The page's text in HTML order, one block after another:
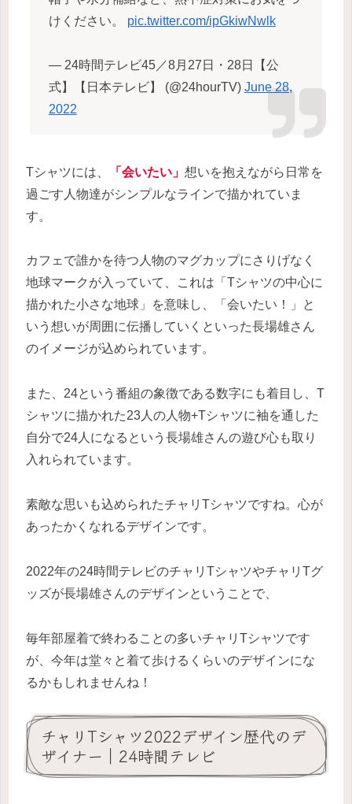
けください。 pic.twitter.com/ipGkiwNwlk
— 24時間テレビ45／8月27日・28日【公
式】【日本テレビ】 (@24hourTV) June 28,
2022
Tシャツには、 「会いたい」 想いを抱えながら日常を
過ごす人物達がシンプルなラインで描かれていま
す。
カフェで誰かを待つ人物のマグカップにさりげなく
地球マークが入っていて、これは「Tシャツの中心に
描かれた小さな地球」を意味し、「会いたい！」と
いう想いが周囲に伝播していくといった長場雄さん
のイメージが込められています。
また、24という番組の象徴である数字にも着目し、T
シャツに描かれた23人の人物+Tシャツに袖を通した
自分で24人になるという長場雄さんの遊び心も取り
入れられています。
素敵な思いも込められたチャリTシャツですね。心が
あったかくなれるデザインです。
2022年の24時間テレビのチャリTシャツやチャリTグ
ッズが長場雄さんのデザインということで、
毎年部屋着で終わることの多いチャリTシャツです
が、今年は堂々と着て歩けるくらいのデザインにな
るかもしれませんね！
チャリTシャツ2022デザイン歴代のデ
ザイナー｜24時間テレビ